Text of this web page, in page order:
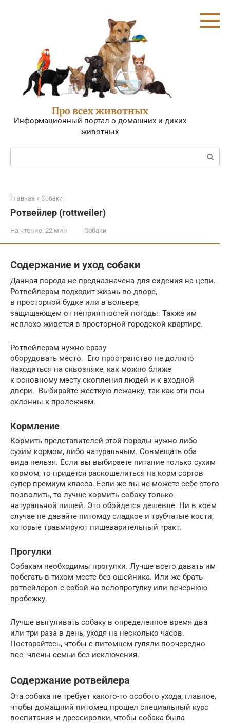
Про всех животных
Информационный портал о домашних и диких
животных
Поиск:
Главная » Собаки
Ротвейлер (rottweiler)
На чтение: 22 мин Собаки
Содержание и уход собаки
Данная порода не предназначена для сидения на цепи.
Ротвейлерам подходит жизнь во дворе,
в просторной будке или в вольере,
защищающем от неприятностей погоды. Также им
неплохо живется в просторной городской квартире.
Ротвейлерам нужно сразу
оборудовать место. Его пространство не должно
находиться на сквозняке, как можно ближе
к основному месту скопления людей и к входной
двери. Выбирайте жесткую лежанку, так как эти псы
склонны к пролежням.
Кормление
Кормить представителей этой породы нужно либо
сухим кормом, либо натуральным. Совмещать оба
вида нельзя. Если вы выбираете питание только сухим
кормом, то придется раскошелиться на корм сортов
супер премиум класса. Если же вы не можете себе этого
позволить, то лучше кормить собаку только
натуральной пищей. Это обойдется дешевле. Ни в коем
случае не давайте питомцу сладкое и трубчатые кости,
которые травмируют пищеварительный тракт.
Прогулки
Собакам необходимы прогулки. Лучше всего давать им
побегать в тихом месте без ошейника. Или же брать
ротвейлеров с собой на велопрогулку или вечернюю
пробежку.
Лучше выгуливать собаку в определенное время два
или три раза в день, уходя на несколько часов.
Постарайтесь, чтобы с питомцем гуляли поочередно
все члены семьи без исключения.
Содержание ротвейлера
Эта собака не требует какого-то особого ухода, главное,
чтобы домашний питомец прошел специальный курс
воспитания и дрессировки, чтобы собака была